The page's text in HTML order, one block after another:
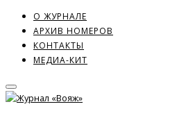
О ЖУРНАЛЕ
АРХИВ НОМЕРОВ
КОНТАКТЫ
МЕДИА-КИТ